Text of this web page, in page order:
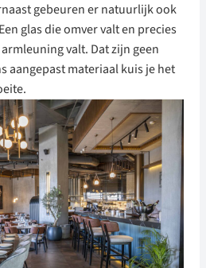
gebeuren er natuurlijk ook
glas die omver valt en precies
valt. Dat zijn geen
aangepast materiaal kuis je het